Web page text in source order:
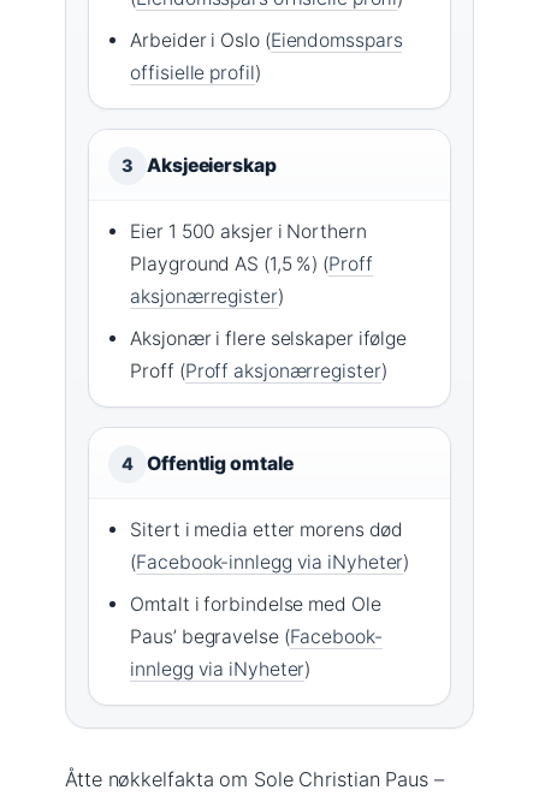
Arbeider i Oslo (Eiendomsspars
offisielle profil)
3 Aksjeeierskap
Eier 1 500 aksjer i Northern
Playground AS (1,5 %) (Proff
aksjonærregister)
Aksjonær i flere selskaper ifølge
Proff (Proff aksjonærregister)
4 Offentlig omtale
Sitert i media etter morens død
(Facebook-innlegg via iNyheter)
Omtalt i forbindelse med Ole
Paus’ begravelse (Facebook-
innlegg via iNyheter)
Åtte nøkkelfakta om Sole Christian Paus –